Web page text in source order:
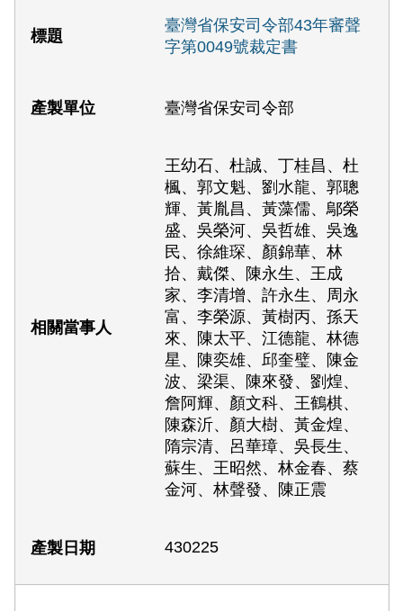
臺灣省保安司令部43年審聲
字第0049號裁定書
臺灣省保安司令部
王幼石、杜誠、丁桂昌、杜
楓、郭文魁、劉水龍、郭聰
輝、黃胤昌、黃藻儒、鄔榮
盛、吳榮河、吳哲雄、吳逸
民、徐維琛、顏錦華、林
拾、戴傑、陳永生、王成
家、李清增、許永生、周永
富、李榮源、黃樹丙、孫天
來、陳太平、江德龍、林德
星、陳奕雄、邱奎璧、陳金
波、梁渠、陳來發、劉煌、
詹阿輝、顏文科、王鶴棋、
陳森沂、顏大樹、黃金煌、
隋宗清、呂華璋、吳長生、
蘇生、王昭然、林金春、蔡
金河、林聲發、陳正震
430225